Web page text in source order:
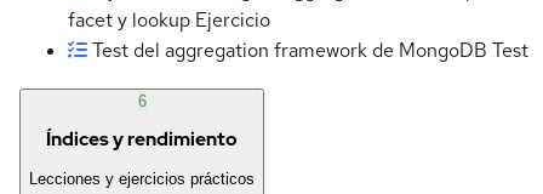
facet y lookup Ejercicio
Test del aggregation framework de MongoDB Test
6
Índices y rendimiento
Lecciones y ejercicios prácticos